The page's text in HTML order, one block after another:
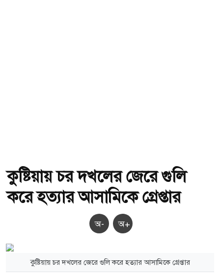
কুষ্টিয়ায় চর দখলের জেরে গুলি
করে হত্যার আসামিকে গ্রেপ্তার
অ- অ+
কুষ্টিয়ায় চর দখলের জেরে গুলি করে হত্যার আসামিকে গ্রেপ্তার